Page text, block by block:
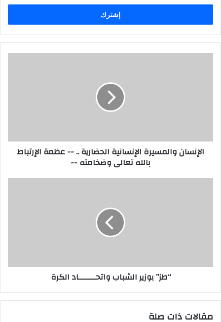
الإلكتروني
الإرتباط
باللهالإنسان والمسيرة الإنسانية الحضارية .. -- عظمة الإرتباط
بالله تعالى وضخامته --
“طز” بوزير الشباب واتحـــــــاد الكرة
مقالات ذات صلة